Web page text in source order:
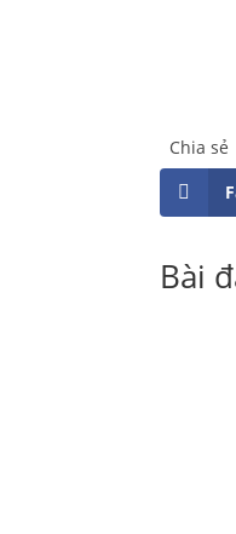
Chia sẻ
Bài